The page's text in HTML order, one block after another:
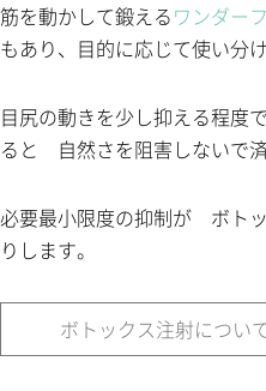
筋を動かして鍛えるワンダー
もあり、目的に応じて使い分
目尻の動きを少し抑える程
ると 自然さを阻害しないで済
必要最小限度の抑制が ボト
りします。
ボトックス注射につい